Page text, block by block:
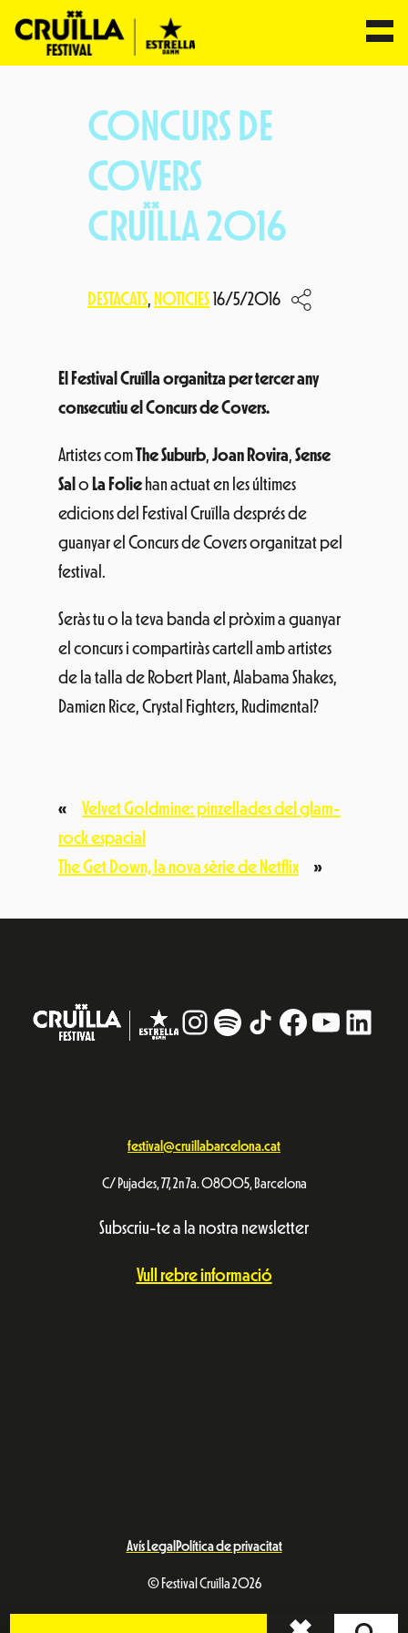
CONCURS DE
COVERS
CRUÏLLA 2016
DESTACATS, NOTICIES 16/5/2016
El Festival Cruïlla organitza per tercer any
consecutiu el Concurs de Covers.
Artistes comThe Suburb, Joan Rovira, Sense
Sal o La Foliehan actuat en les últimes
edicions del Festival Cruïlla després de
guanyar el Concurs de Covers organitzat pel
festival.
Seràs tu o la teva banda el pròxim a guanyar
el concurs i compartiràs cartell amb artistes
de la talla de Robert Plant, Alabama Shakes,
Damien Rice, Crystal Fighters, Rudimental?
«
Velvet Goldmine: pinzellades del glam-
rock espacial
The Get Down, la nova sèrie de Netflix
»
Instagram
# TikTokFacebook
festival@cruillabarcelona.cat
C/ Pujades, 77, 2n 7a. 08005, Barcelona
Subscriu-te a la nostra newsletter
Vull rebre informació
Avís Legal Política de privacitat
© Festival Cruïlla 2026